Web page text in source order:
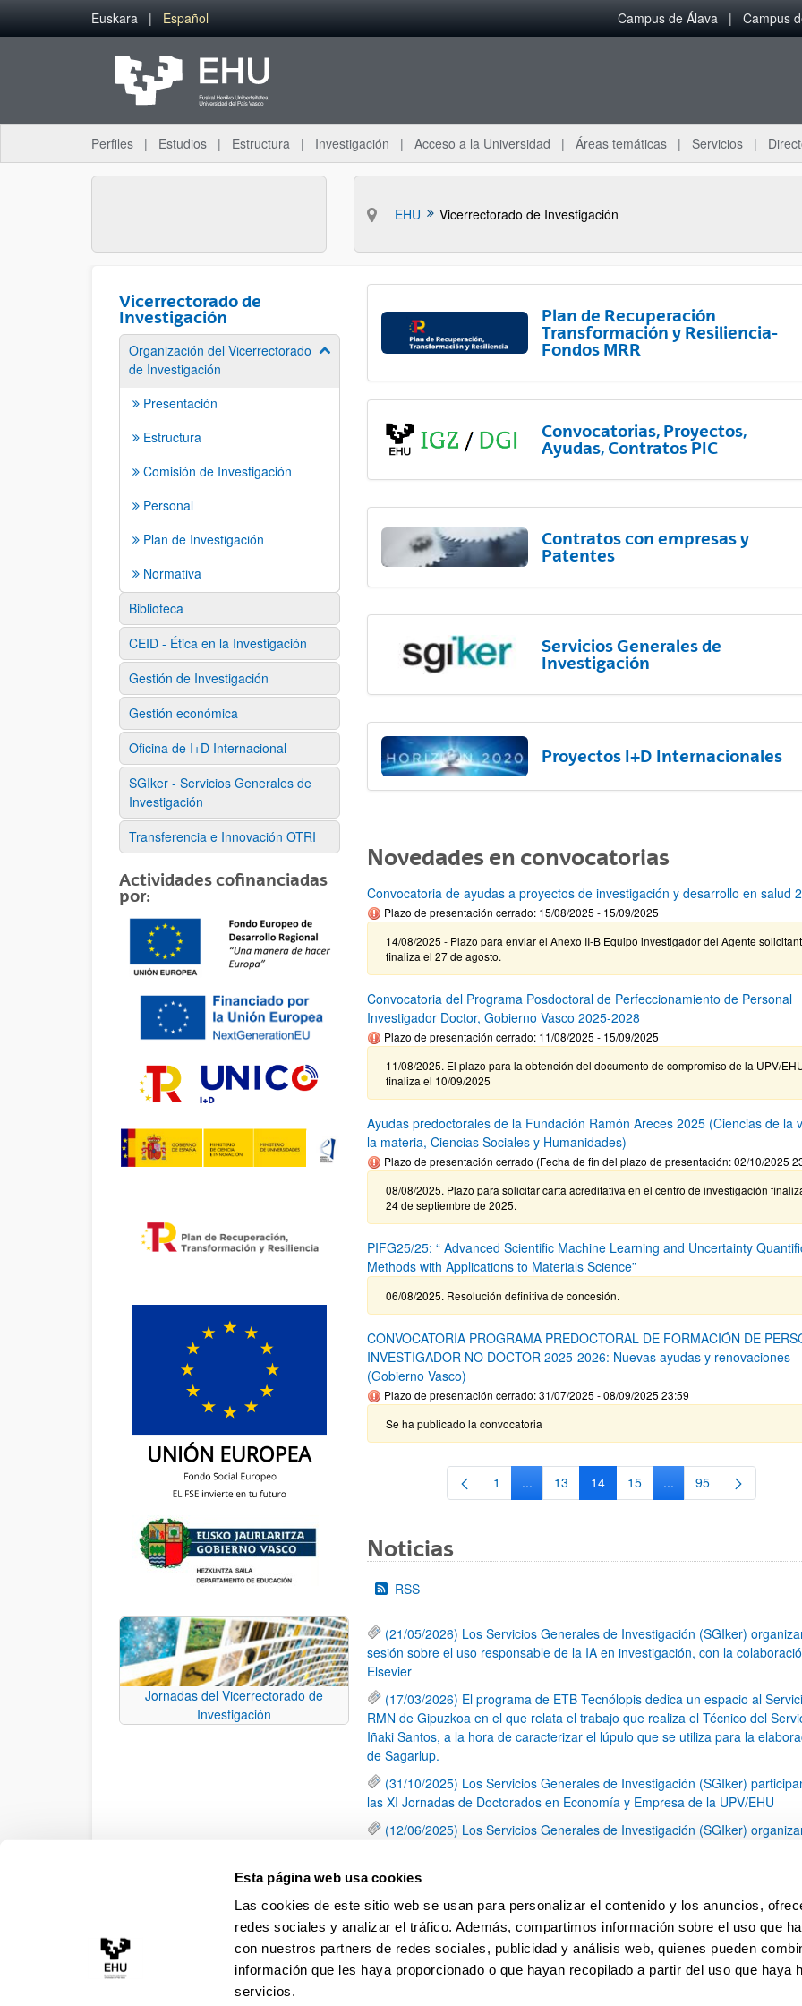
Esta página web usa cookies
Las cookies de este sitio web se usan para personalizar el contenido y los anuncios,
redes sociales y analizar el tráfico. Además, compartimos información sobre el uso que
con nuestros partners de redes sociales, publicidad y análisis web, quienes pueden
información que les haya proporcionado o que hayan recopilado a partir del uso que haya
servicios.
Saltar al contenido principal
Euskara Español Campus de Álava Campus
Perfiles Estudios Estructura Investigación Acceso a la Universidad Áreas temáticas Servicios
EHU Vicerrectorado de Investigación
Vicerrectorado de
Investigación
Organización del Vicerrectorado
de Investigación
Mostrar/ocultar subpáginas
Presentación
Estructura
Comisión de Investigación
Personal
Plan de Investigación
Normativa
Biblioteca
CEID - Ética en la Investigación
Gestión de Investigación
Gestión económica
Oficina de I+D Internacional
SGIker - Servicios Generales de
Investigación
Transferencia e Innovación OTRI
Actividades cofinanciadas
por:
Jornadas del Vicerrectorado de
Investigación
Plan de Recuperación
Transformación y Resiliencia-
Fondos MRR
Convocatorias, Proyectos,
Ayudas, Contratos PIC
Contratos con empresas y
Patentes
Servicios Generales de
Investigación
Proyectos I+D Internacionales
Novedades en convocatorias
Convocatoria de ayudas a proyectos de investigación y desarrollo en salud
Plazo de presentación cerrado: 15/08/2025 - 15/09/2025
14/08/2025 - Plazo para enviar el Anexo II-B Equipo investigador del Agente
finaliza el 27 de agosto.
Convocatoria del Programa Posdoctoral de Perfeccionamiento de Personal
Investigador Doctor, Gobierno Vasco 2025-2028
Plazo de presentación cerrado: 11/08/2025 - 15/09/2025
11/08/2025. El plazo para la obtención del documento de compromiso de la UPV/
finaliza el 10/09/2025
Ayudas predoctorales de la Fundación Ramón Areces 2025 (Ciencias de la
la materia, Ciencias Sociales y Humanidades)
Plazo de presentación cerrado (Fecha de fin del plazo de presentación: 02/10/2025
08/08/2025. Plazo para solicitar carta acreditativa en el centro de investigación
24 de septiembre de 2025.
PIFG25/25: “ Advanced Scientific Machine Learning and Uncertainty
Methods with Applications to Materials Science”
06/08/2025. Resolución definitiva de concesión.
CONVOCATORIA PROGRAMA PREDOCTORAL DE FORMACIÓN DE
INVESTIGADOR NO DOCTOR 2025-2026: Nuevas ayudas y renovaciones
(Gobierno Vasco)
Plazo de presentación cerrado: 31/07/2025 - 08/09/2025 23:59
Se ha publicado la convocatoria
Página
1 ...Páginas intermedias Use TAB para desplazarse.
Página
13 Página
14 Página
15 ...Páginas intermedias
Página
95
Noticias
RSS
(21/05/2026) Los Servicios Generales de Investigación (SGIker)
sesión sobre el uso responsable de la IA en investigación, con la
Elsevier
(17/03/2026) El programa de ETB Tecnólopis dedica un espacio al
RMN de Gipuzkoa en el que relata el trabajo que realiza el Técnico del
Iñaki Santos, a la hora de caracterizar el lúpulo que se utiliza para la
de Sagarlup.
(31/10/2025) Los Servicios Generales de Investigación (SGIker)
las XI Jornadas de Doctorados en Economía y Empresa de la UPV/EHU
(12/06/2025) Los Servicios Generales de Investigación (SGIker)
una caracterización química de dos variedades de lúpulo silvestre
Página
1 Página
2 Página
3 ...
Páginas intermedias Use TAB
Página
79